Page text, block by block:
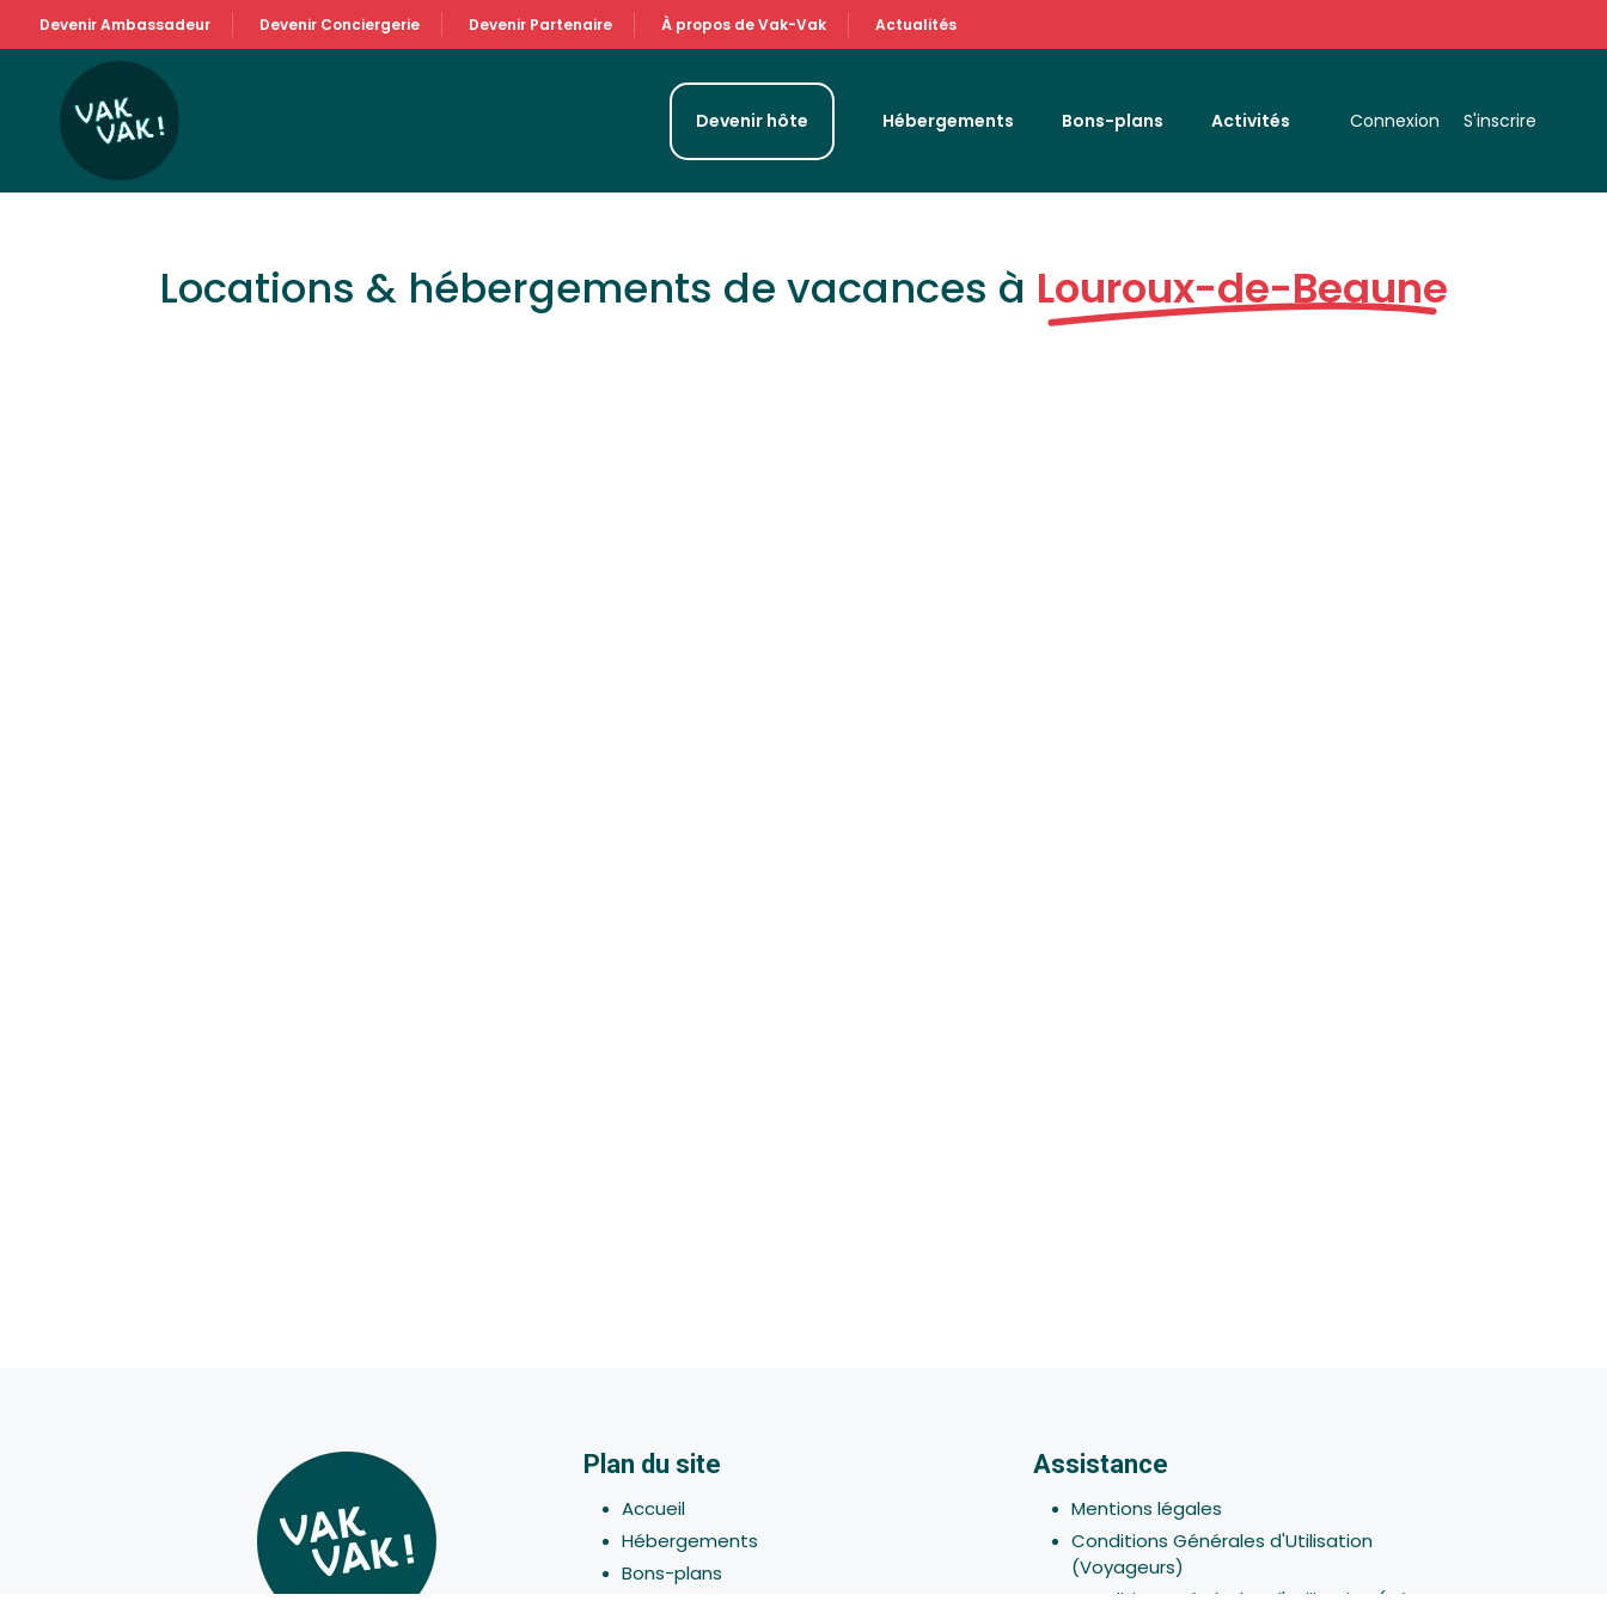
Devenir Ambassadeur Devenir Conciergerie Devenir Partenaire À propos de Vak-Vak Actualités
Devenir hôte Hébergements Bons-plans Activités Connexion S'inscrire
Locations & hébergements de vacances à Louroux-de-Beaune
Plan du site
Accueil
Hébergements
Bons-plans
Assistance
Mentions légales
Conditions Générales d'Utilisation
(Voyageurs)
Conditions Générales d'Utilisation (Hôtes -